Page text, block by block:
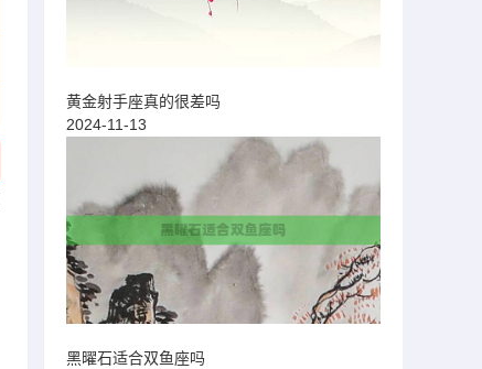
黄金射手座真的很差吗
2024-11-13
黑曜石适合双鱼座吗